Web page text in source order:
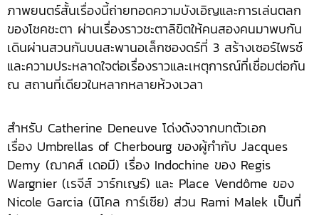
ภาพยนตร์สั้นเรื่องนี้ถ่ายทอดความบังเอิญและการเล่นตลก
ของโชคชะตา ผ่านเรื่องราวชะตาลิขิตให้คนสองคนมาพบกัน
เดินผ่านสวนกันบนสะพานอเล็กซองดร์ที่ 3 สร้างเซอร์ไพรซ์
และความประหลาดใจต่อเรื่องราวและเหตุการณ์ที่เชื่อมต่อกัน
ณ สถานที่เดียวในหลากหลายห้วงเวลา
สำหรับ Catherine Deneuve โด่งดังจากบทตัวเอก
เรื่อง Umbrellas of Cherbourg ของผู้กำกับ Jacques
Demy (ฌาคส์ เดอมี) เรื่อง Indochine ของ Regis
Wargnier (เรจีส์ วาร์กเญร์) และ Place Vendôme ของ
Nicole Garcia (นิโคล การ์เซีย) ส่วน Rami Malek เป็นที่